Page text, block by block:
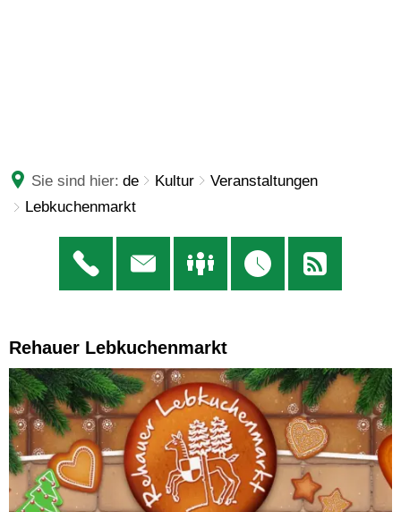
Sie sind hier: de Kultur
Veranstaltungen
Lebkuchenmarkt
Rehauer Lebkuchenmarkt